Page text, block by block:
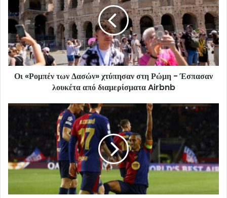
Οι «Ρομπέν των Δασών» χτύπησαν στη Ρώμη - Έσπασαν
λουκέτα από διαμερίσματα Airbnb